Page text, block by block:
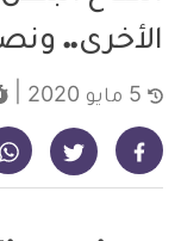
الأخرى..
شارك على فيسبوك - ديلي ميديكال انفو شارك على تويتر - ديلي ميديكال انفو